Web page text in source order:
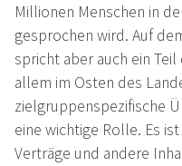
Millionen Menschen in
gesprochen wird. Auf
spricht aber auch ein
allem im Osten des
zielgruppenspezifische
eine wichtige Rolle. Es
Verträge und andere